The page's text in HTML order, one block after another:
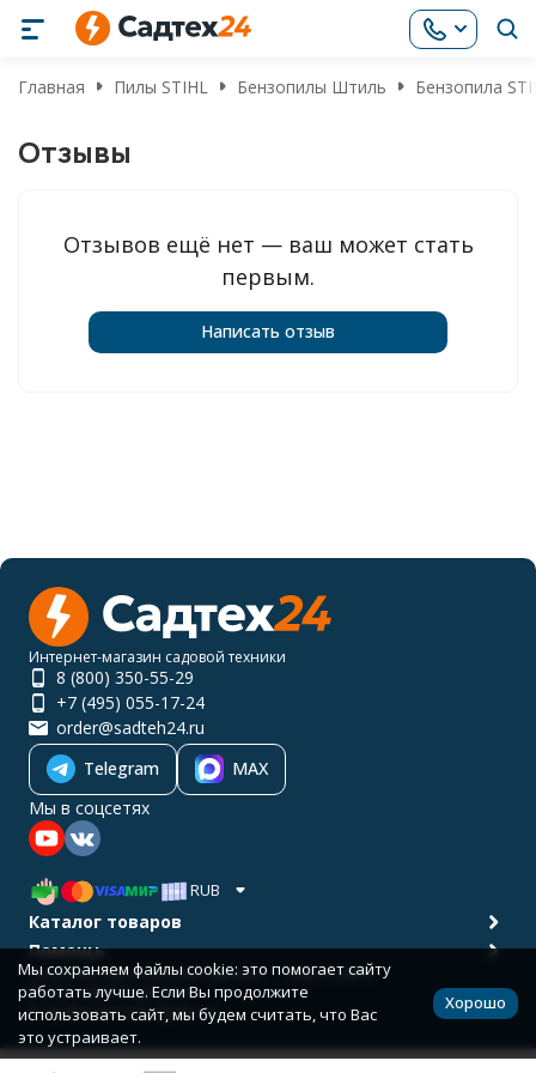
Главная Пилы STIHL Бензопилы Штиль Бензопила
Отзывы
Отзывов ещё нет — ваш может стать
первым.
Написать отзыв
Интернет-магазин садовой техники
8 (800) 350-55-29
+7 (495) 055-17-24
order@sadteh24.ru
Telegram
MAX
Мы в соцсетях
RUB
Каталог товаров
Помощь
Политика персональных данных
Карта сайта
© 2001-2026 САДТЕХ24
Разработано вbodysite.ru
Мы сохраняем файлы cookie: это помогает сайту
работать лучше. Если Вы продолжите
использовать сайт, мы будем считать, что Вас
это устраивает.
Хорошо